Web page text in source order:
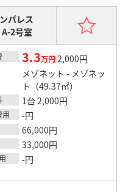
パレス
2号室
3.3万円2,000円
メゾネット - メゾネッ
ト（49.37㎡）
1台 2,000円
用 -円
66,000円
33,000円
-円